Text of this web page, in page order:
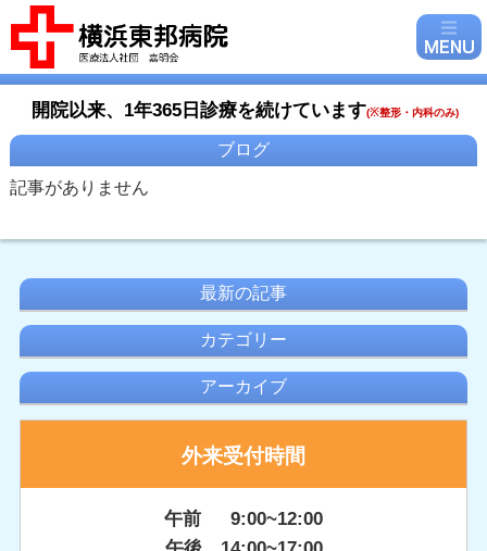
開院以来、1年365日診療を続けています(※整形・内科のみ)
ブログ
記事がありません
最新の記事
カテゴリー
アーカイブ
外来受付時間
午前 9:00~12:00